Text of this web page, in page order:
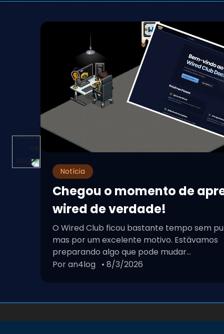
Notícia
Chegou o momento de
wired de verdade!
O Wired Club ficou bastante tempo sem
mas por um excelente motivo. Estávamos
preparando algo que pode mudar...
Por an4log • 8/3/2026